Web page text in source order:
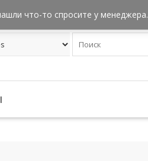
что-то спросите у менеджера.